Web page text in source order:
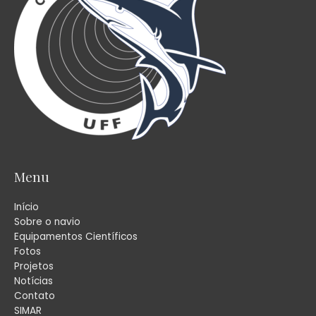
Menu
Início
Sobre o navio
Equipamentos Científicos
Fotos
Projetos
Notícias
Contato
SIMAR